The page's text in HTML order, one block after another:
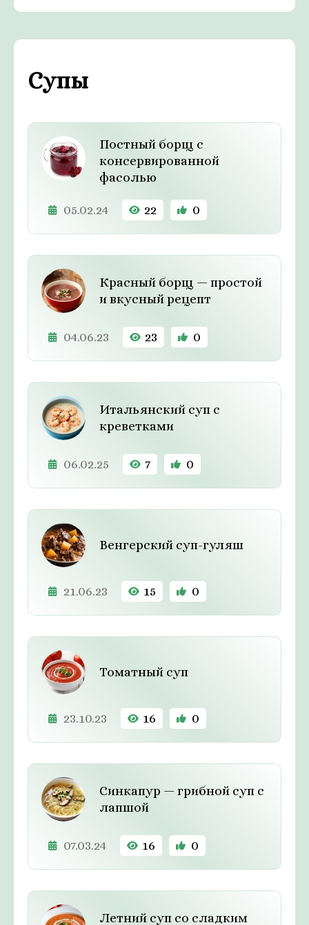
Супы
Постный борщ с
консервированной
фасолью
05.02.24 22 0
Красный борщ — простой
и вкусный рецепт
04.06.23 23 0
Итальянский суп с
креветками
06.02.25 7 0
Венгерский суп-гуляш
21.06.23 15 0
Томатный суп
23.10.23 16 0
Синкапур — грибной суп с
лапшой
07.03.24 16 0
Летний суп со сладким